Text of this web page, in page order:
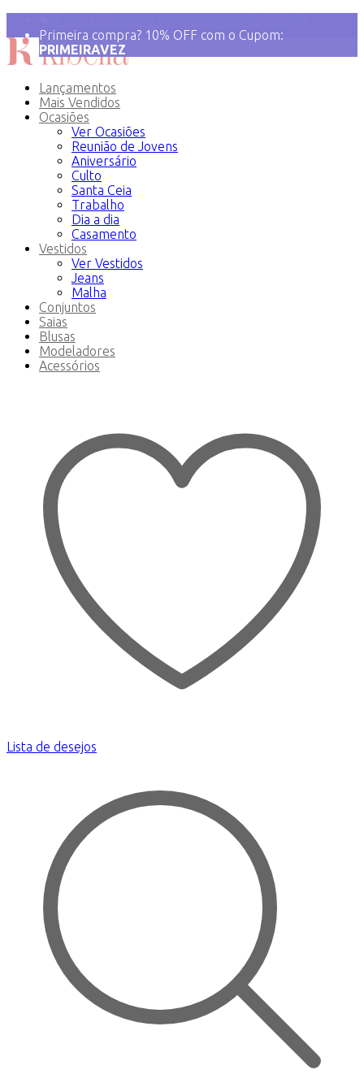
Primeira compra? 10% OFF com o Cupom:
PRIMEIRAVEZ
Lançamentos
Mais Vendidos
Ocasiões
Ver Ocasiões
Reunião de Jovens
Aniversário
Culto
Santa Ceia
Trabalho
Dia a dia
Casamento
Vestidos
Ver Vestidos
Jeans
Malha
Conjuntos
Saias
Blusas
Modeladores
Acessórios
Lista de desejos